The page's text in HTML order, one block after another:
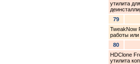
утилита
79
TweakNow
работы
80
HDClone
утилита